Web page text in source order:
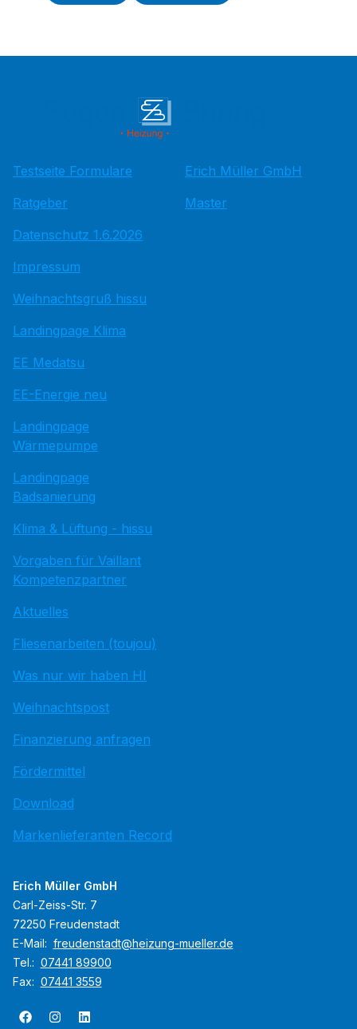
Testseite Formulare
Ratgeber
Datenschutz 1.6.2026
Impressum
Weihnachtsgruß hissu
Landingpage Klima
EE Medatsu
EE-Energie neu
Landingpage
Wärmepumpe
Landingpage
Badsanierung
Klima & Lüftung - hissu
Vorgaben für Vaillant
Kompetenzpartner
Aktuelles
Fliesenarbeiten (toujou)
Was nur wir haben HI
Weihnachtspost
Finanzierung anfragen
Fördermittel
Download
Markenlieferanten Record
Erich Müller GmbH
Master
Erich Müller GmbH
Carl-Zeiss-Str. 7
72250 Freudenstadt
E-Mail: freudenstadt@heizung-mueller.de
Tel.: 07441 89900
Fax: 07441 3559